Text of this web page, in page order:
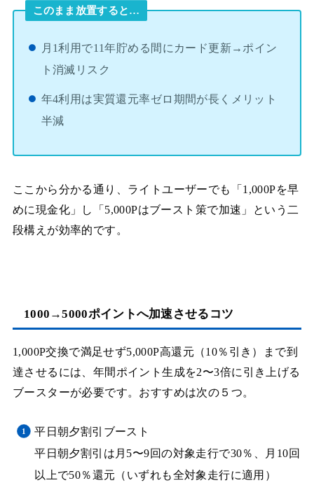
このまま放置すると…
月1利用で11年貯める間にカード更新→ポイン
ト消滅リスク
年4利用は実質還元率ゼロ期間が長くメリット
半減
ここから分かる通り、ライトユーザーでも「1,000Pを早
めに現金化」し「5,000Pはブースト策で加速」という二
段構えが効率的です。
1000→5000ポイントへ加速させるコツ
1,000P交換で満足せず5,000P高還元（10％引き）まで到
達させるには、年間ポイント生成を2〜3倍に引き上げる
ブースターが必要です。おすすめは次の５つ。
平日朝夕割引ブースト
平日朝夕割引は月5〜9回の対象走行で30％、月10回
以上で50％還元（いずれも全対象走行に適用）